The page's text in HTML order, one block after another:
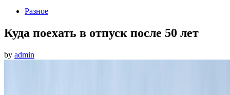
PostedРазное
Куда поехать в отпуск после 50 лет
by admin